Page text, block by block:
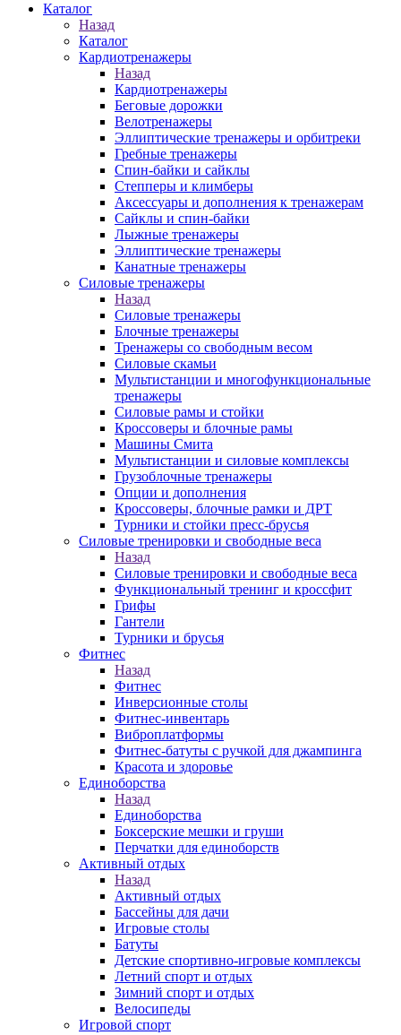
Каталог
Назад
Каталог
Кардиотренажеры
Назад
Кардиотренажеры
Беговые дорожки
Велотренажеры
Эллиптические тренажеры и орбитреки
Гребные тренажеры
Спин-байки и сайклы
Степперы и климберы
Аксессуары и дополнения к тренажерам
Сайклы и спин-байки
Лыжные тренажеры
Эллиптические тренажеры
Канатные тренажеры
Силовые тренажеры
Назад
Силовые тренажеры
Блочные тренажеры
Тренажеры со свободным весом
Силовые скамьи
Мультистанции и многофункциональные
тренажеры
Силовые рамы и стойки
Кроссоверы и блочные рамы
Машины Смита
Мультистанции и силовые комплексы
Грузоблочные тренажеры
Опции и дополнения
Кроссоверы, блочные рамки и ДРТ
Турники и стойки пресс-брусья
Силовые тренировки и свободные веса
Назад
Силовые тренировки и свободные веса
Функциональный тренинг и кроссфит
Грифы
Гантели
Турники и брусья
Фитнес
Назад
Фитнес
Инверсионные столы
Фитнес-инвентарь
Виброплатформы
Фитнес-батуты с ручкой для джампинга
Красота и здоровье
Единоборства
Назад
Единоборства
Боксерские мешки и груши
Перчатки для единоборств
Активный отдых
Назад
Активный отдых
Бассейны для дачи
Игровые столы
Батуты
Детские спортивно-игровые комплексы
Летний спорт и отдых
Зимний спорт и отдых
Велосипеды
Игровой спорт